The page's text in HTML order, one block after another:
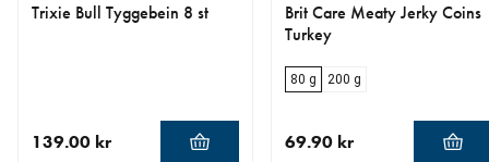
Trixie Bull Tyggebein 8 st
139.00 kr
Brit Care Meaty Jerky Coins
Turkey
80 g 200 g
69.90 kr